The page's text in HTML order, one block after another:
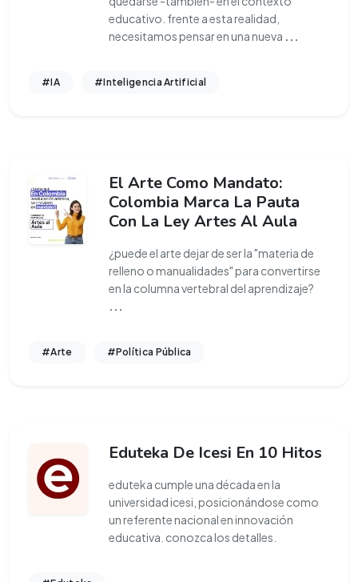
educativo. frente a esta realidad,
necesitamos pensar en una nueva ...
#IA #Inteligencia Artificial
El Arte Como Mandato:
Colombia Marca La Pauta
Con La Ley Artes Al Aula
¿puede el arte dejar de ser la "materia de
relleno o manualidades" para convertirse
en la columna vertebral del aprendizaje?
...
#Arte #Política Pública
Eduteka De Icesi En 10 Hitos
eduteka cumple una década en la
universidad icesi, posicionándose como
un referente nacional en innovación
educativa. conozca los detalles.